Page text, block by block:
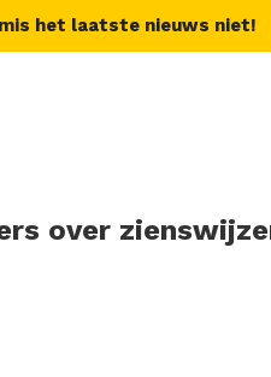
over
het laatste nieuws niet!